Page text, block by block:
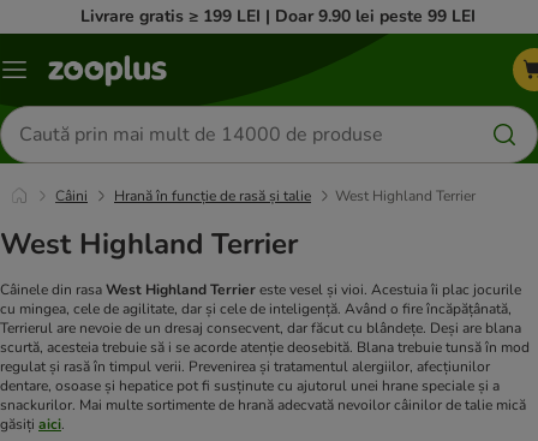
Livrare gratis ≥ 199 LEI | Doar 9.90 lei peste 99 LEI
Categorii
Căutare
produse
Câini Hrană în funcție de rasă și talie West Highland Terrier
West Highland Terrier
Câinele din rasaWest Highland Terriereste vesel și vioi. Acestuia îi plac jocurile
cu mingea, cele de agilitate, dar și cele de inteligență. Având o fire încăpățânată,
Terrierul are nevoie de un dresaj consecvent, dar făcut cu blândețe. Deși are blana
scurtă, acesteia trebuie să i se acorde atenție deosebită. Blana trebuie tunsă în mod
regulat și rasă în timpul verii. Prevenirea și tratamentul alergiilor, afecțiunilor
dentare, osoase și hepatice pot fi susținute cu ajutorul unei hrane speciale și a
snackurilor. Mai multe sortimente de hrană adecvată nevoilor câinilor de talie mică
găsiți aici.